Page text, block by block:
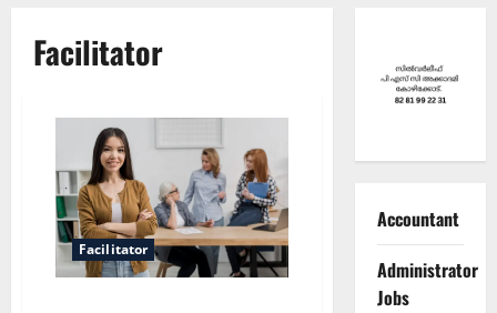
Facilitator
Facilitator
Accountant
Administrator
Jobs